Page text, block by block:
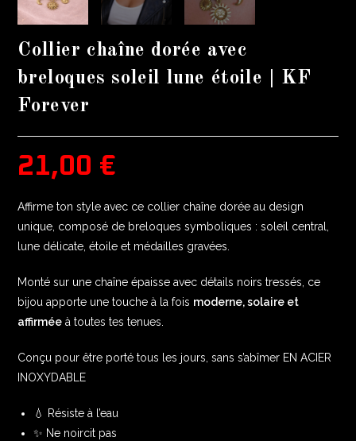
Collier chaîne dorée avec
breloques soleil lune étoile | KF
Forever
21,00 €
Affirme ton style avec ce collier chaîne dorée au design
unique, composé de breloques symboliques : soleil central,
lune délicate, étoile et médailles gravées.
Monté sur une chaîne épaisse avec détails noirs tressés, ce
bijou apporte une touche à la fois moderne, solaire et
affirmée à toutes tes tenues.
Conçu pour être porté tous les jours, sans s’abîmer EN ACIER
INOXYDABLE
💧 Résiste à l’eau
✨ Ne noircit pas